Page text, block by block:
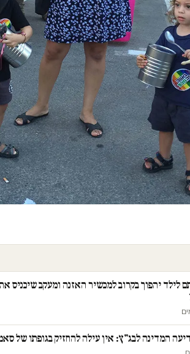
לילד יהפוך בקרוב למכשיר האזנה ומעקב שיכניס